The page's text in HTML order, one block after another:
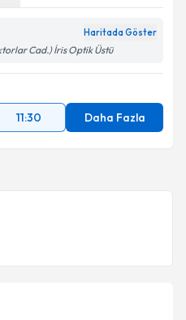
Haritada Göster
Cad.) İris Optik Üstü
11:30 Daha Fazla